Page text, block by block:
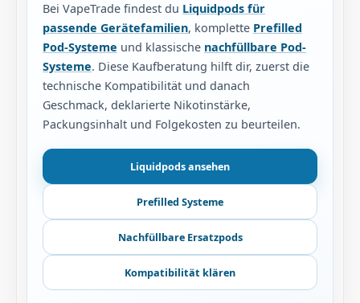
Bei VapeTrade findest du Liquidpods für
passende Gerätefamilien, komplette Prefilled
Pod-Systeme und klassische nachfüllbare Pod-
Systeme. Diese Kaufberatung hilft dir, zuerst die
technische Kompatibilität und danach
Geschmack, deklarierte Nikotinstärke,
Packungsinhalt und Folgekosten zu beurteilen.
Liquidpods ansehen
Prefilled Systeme
Nachfüllbare Ersatzpods
Kompatibilität klären